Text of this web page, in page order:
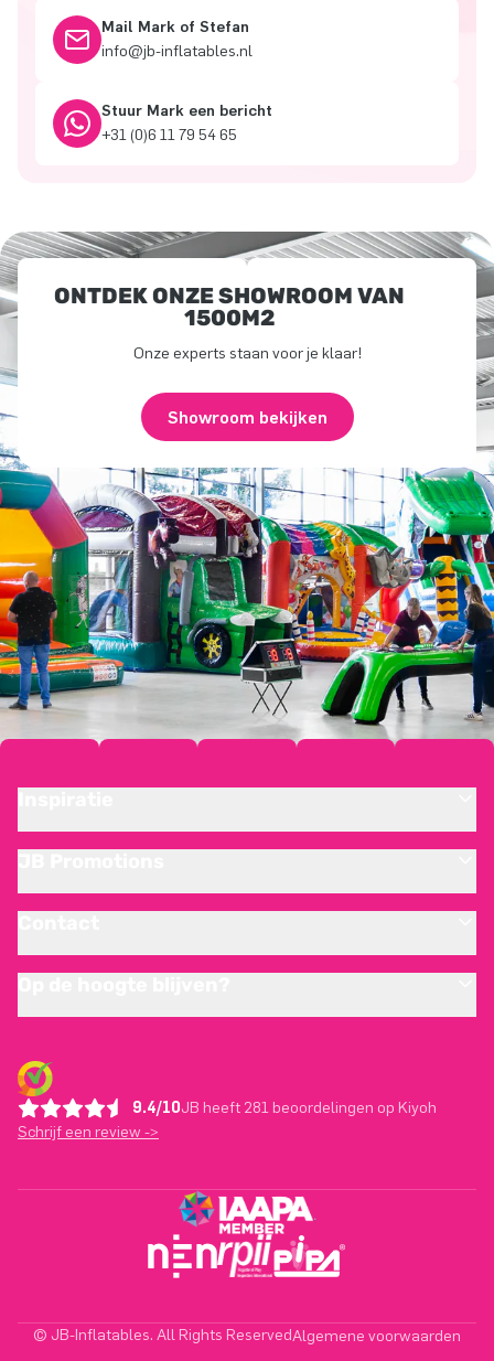
Mail Mark of Stefan
info@jb-inflatables.nl
Stuur Mark een bericht
+31 (0)6 11 79 54 65
ONTDEK ONZE SHOWROOM VAN
1500M2
Onze experts staan voor je klaar!
Showroom bekijken
9.4/10JB heeft 281 beoordelingen op Kiyoh
Schrijf een review ->
© JB-Inflatables. All Rights ReservedAlgemene voorwaarden